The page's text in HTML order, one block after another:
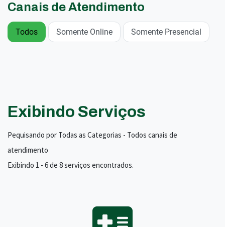
Canais de Atendimento
Todos Somente Online Somente Presencial
Exibindo Serviços
Pequisando por Todas as Categorias - Todos canais de
atendimento
Exibindo 1 - 6 de 8 serviços encontrados.